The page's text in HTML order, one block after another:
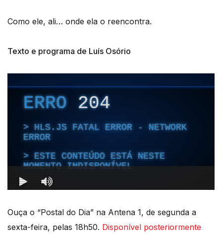
Como ele, ali… onde ela o reencontra.
Texto e programa de Luís Osório
Ouça o “Postal do Dia” na Antena 1, de segunda a
sexta-feira, pelas 18h50. Disponível posteriormente